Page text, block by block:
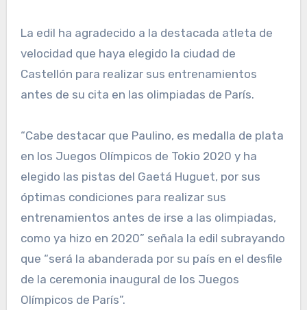
La edil ha agradecido a la destacada atleta de
velocidad que haya elegido la ciudad de
Castellón para realizar sus entrenamientos
antes de su cita en las olimpiadas de París.
“Cabe destacar que Paulino, es medalla de plata
en los Juegos Olímpicos de Tokio 2020 y ha
elegido las pistas del Gaetá Huguet, por sus
óptimas condiciones para realizar sus
entrenamientos antes de irse a las olimpiadas,
como ya hizo en 2020” señala la edil subrayando
que “será la abanderada por su país en el desfile
de la ceremonia inaugural de los Juegos
Olímpicos de París”.